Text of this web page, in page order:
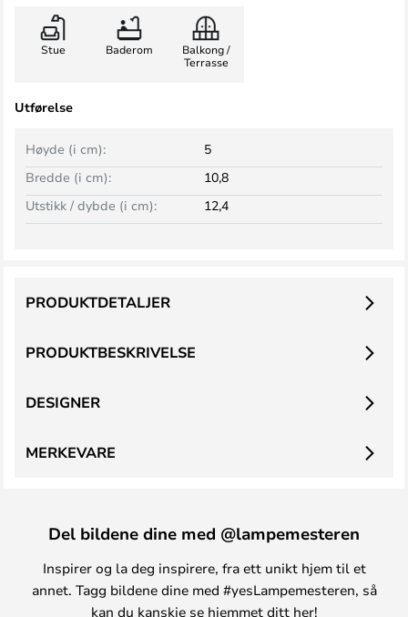
Stue Baderom
Balkong /
Terrasse
Utførelse
Bredde (i cm): 10,8
Høyde (i cm): 5
Utstikk / dybde (i cm): 12,4
PRODUKTBESKRIVELSE
PRODUKTDETALJER
DESIGNER
MERKEVARE
Del bildene dine med @lampemesteren
Inspirer og la deg inspirere, fra ett unikt hjem til et
annet. Tagg bildene dine med #yesLampemesteren, så
kan du kanskje se hjemmet ditt her!